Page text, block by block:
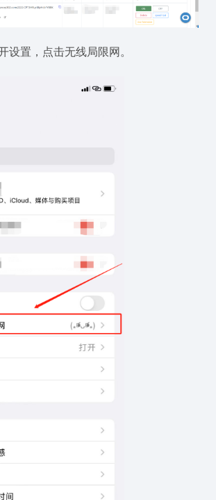
设置，点击无线局限网。